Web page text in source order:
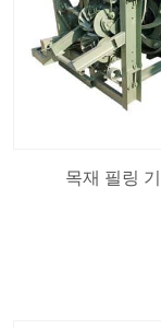
목재 필링